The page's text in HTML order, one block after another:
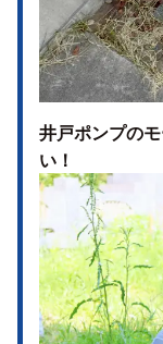
井戸ポンプの
い！